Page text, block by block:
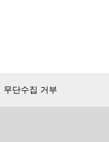
무단수집 거부